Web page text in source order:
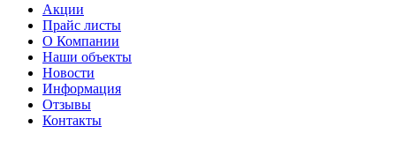
Акции
Прайс листы
О Компании
Наши объекты
Новости
Информация
Отзывы
Контакты